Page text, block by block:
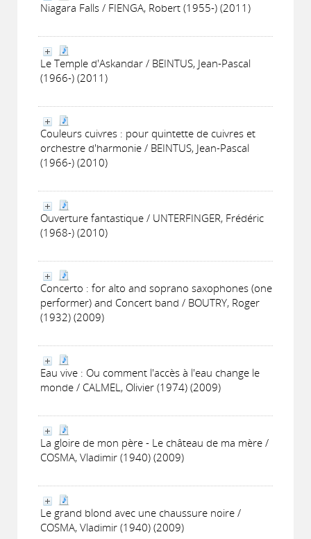
Niagara Falls / FIENGA, Robert (1955-) (2011)
Le Temple d'Askandar / BEINTUS, Jean-Pascal
(1966-) (2011)
Couleurs cuivres : pour quintette de cuivres et
orchestre d'harmonie / BEINTUS, Jean-Pascal
(1966-) (2010)
Ouverture fantastique / UNTERFINGER, Frédéric
(1968-) (2010)
Concerto : for alto and soprano saxophones (one
performer) and Concert band / BOUTRY, Roger
(1932) (2009)
Eau vive : Ou comment l'accès à l'eau change le
monde / CALMEL, Olivier (1974) (2009)
La gloire de mon père - Le château de ma mère /
COSMA, Vladimir (1940) (2009)
Le grand blond avec une chaussure noire /
COSMA, Vladimir (1940) (2009)